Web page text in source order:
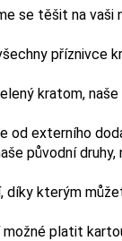
se těšit na vaši
příznivce
kratom,
od externího
původní
díky kterým
platit